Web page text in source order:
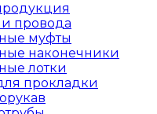
и провода
муфты
наконечники
лотки
прокладки